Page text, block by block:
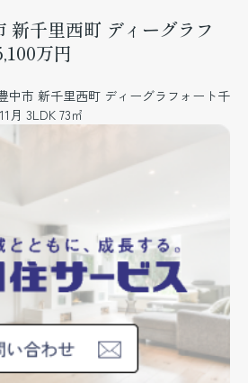
千里西町 ディーグラフ
万円
中市 新千里西町 ディーグラフォート千
月 3LDK 73㎡